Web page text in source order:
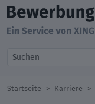
Startseite Karriere